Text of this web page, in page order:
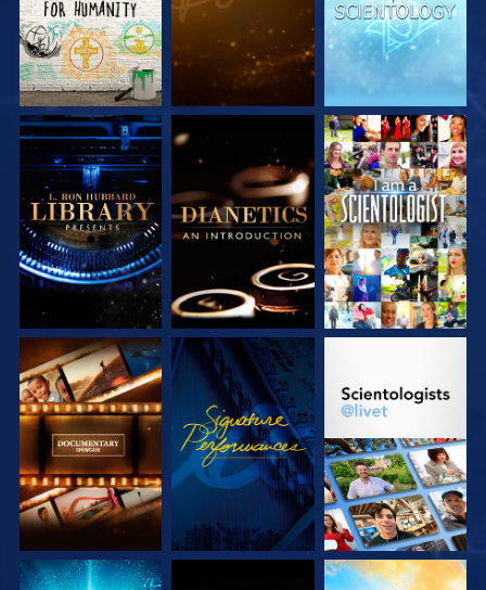
UTFORSKA
SERIEN
UTFORSKA
SERIEN
TITTA
UTFORSKA
SERIEN
TITTA
UTFORSKA